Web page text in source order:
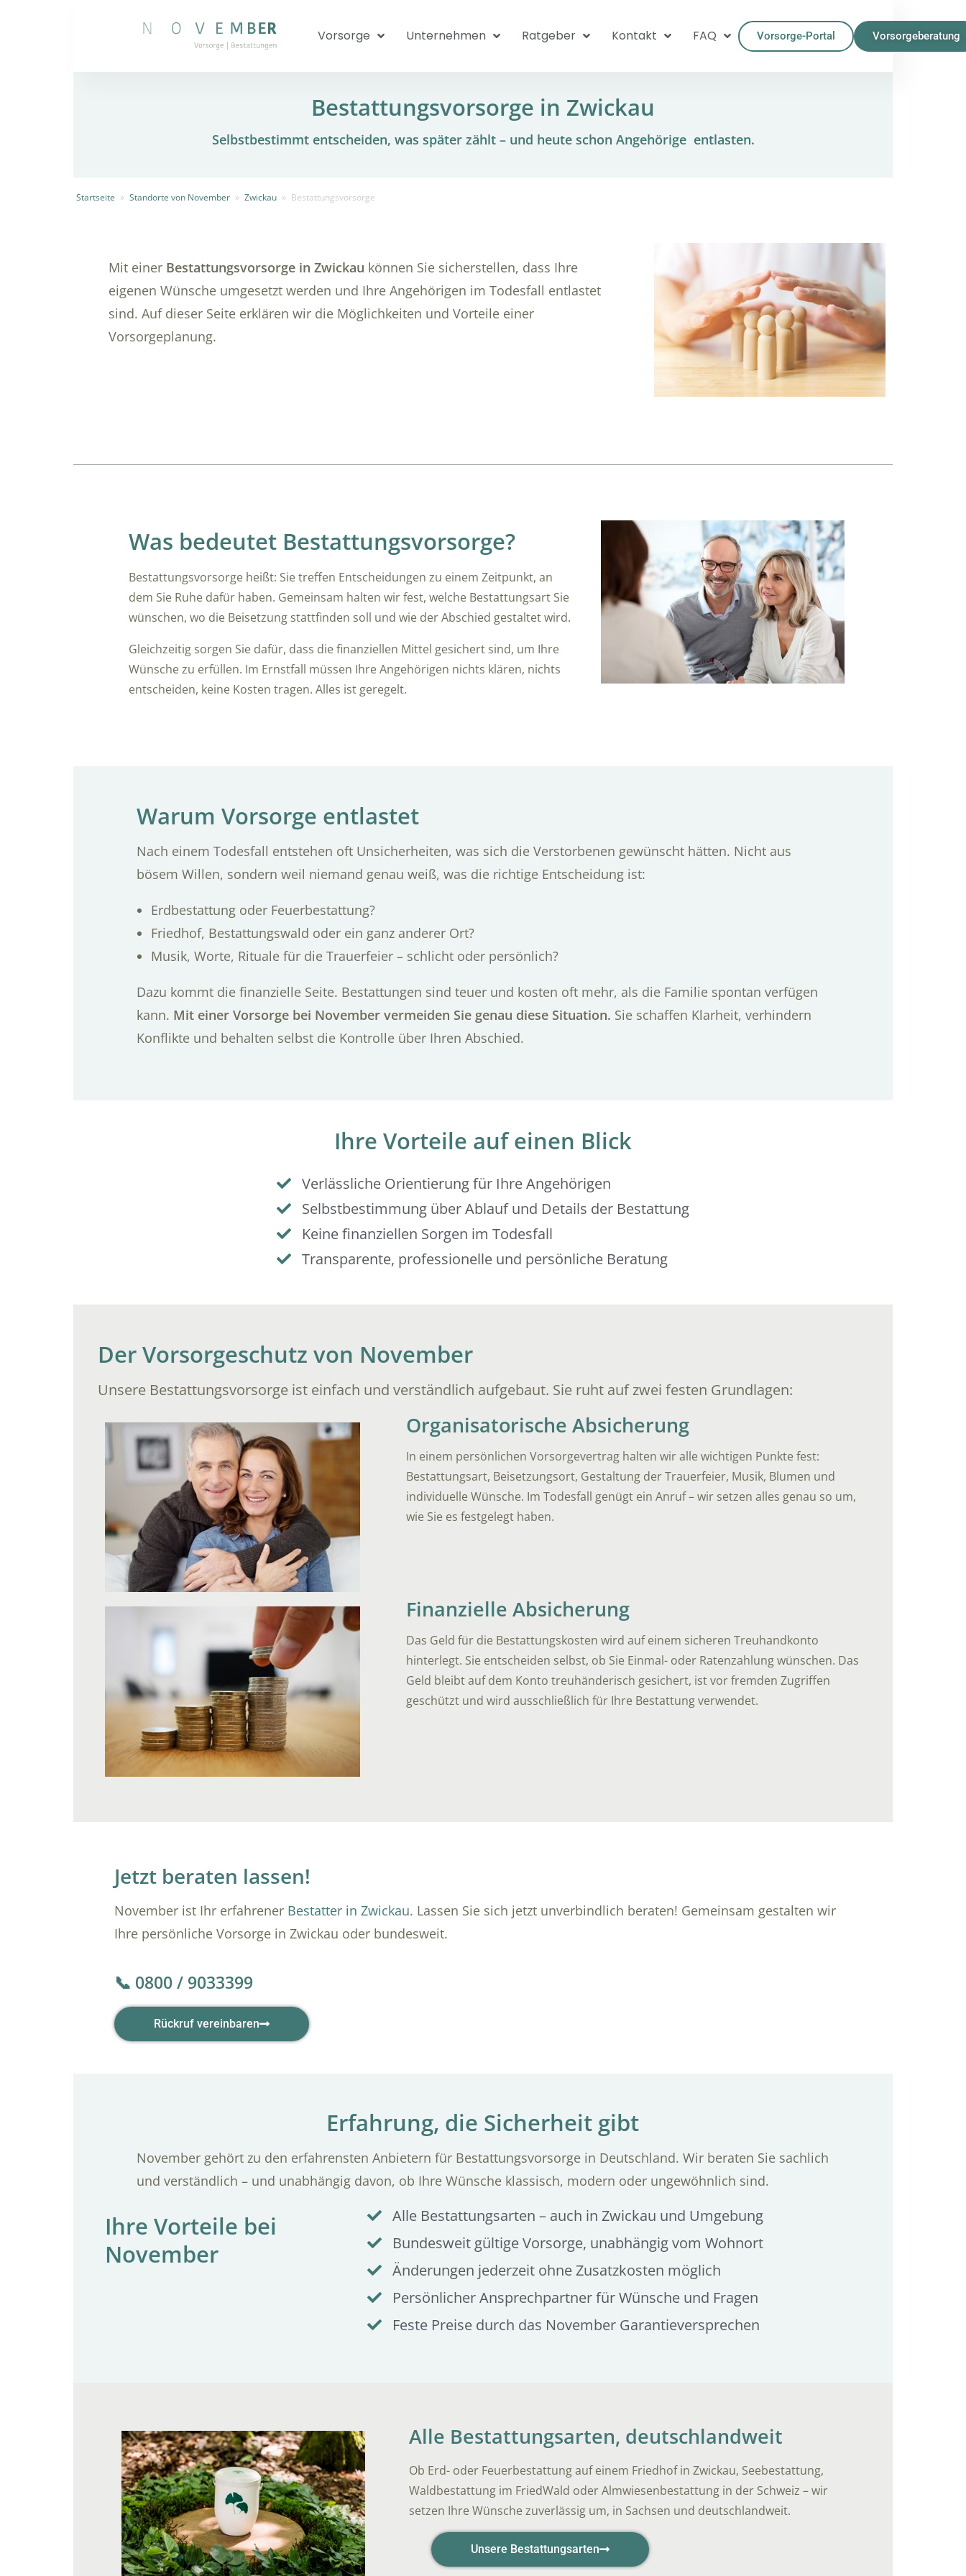
Vorsorge Unternehmen Ratgeber Kontakt FAQ Vorsorge-Portal Vorsorgeberatung
Bestattungsvorsorge in Zwickau
Selbstbestimmt entscheiden, was später zählt – und heute schon Angehörige entlasten.
Startseite » Standorte von November » Zwickau » Bestattungsvorsorge
Mit einer Bestattungsvorsorge in Zwickau können Sie sicherstellen, dass Ihre
eigenen Wünsche umgesetzt werden und Ihre Angehörigen im Todesfall entlastet
sind. Auf dieser Seite erklären wir die Möglichkeiten und Vorteile einer
Vorsorgeplanung.
Was bedeutet Bestattungsvorsorge?
Bestattungsvorsorge heißt: Sie treffen Entscheidungen zu einem Zeitpunkt, an
dem Sie Ruhe dafür haben. Gemeinsam halten wir fest, welche Bestattungsart Sie
wünschen, wo die Beisetzung stattfinden soll und wie der Abschied gestaltet wird.
Gleichzeitig sorgen Sie dafür, dass die finanziellen Mittel gesichert sind, um Ihre
Wünsche zu erfüllen. Im Ernstfall müssen Ihre Angehörigen nichts klären, nichts
entscheiden, keine Kosten tragen. Alles ist geregelt.
Warum Vorsorge entlastet
Nach einem Todesfall entstehen oft Unsicherheiten, was sich die Verstorbenen gewünscht hätten. Nicht aus
bösem Willen, sondern weil niemand genau weiß, was die richtige Entscheidung ist:
Erdbestattung oder Feuerbestattung?
Friedhof, Bestattungswald oder ein ganz anderer Ort?
Musik, Worte, Rituale für die Trauerfeier – schlicht oder persönlich?
Dazu kommt die finanzielle Seite. Bestattungen sind teuer und kosten oft mehr, als die Familie spontan verfügen
kann. Mit einer Vorsorge bei November vermeiden Sie genau diese Situation. Sie schaffen Klarheit, verhindern
Konflikte und behalten selbst die Kontrolle über Ihren Abschied.
Ihre Vorteile auf einen Blick
Verlässliche Orientierung für Ihre Angehörigen
Selbstbestimmung über Ablauf und Details der Bestattung
Keine finanziellen Sorgen im Todesfall
Transparente, professionelle und persönliche Beratung
Der Vorsorgeschutz von November
Unsere Bestattungsvorsorge ist einfach und verständlich aufgebaut. Sie ruht auf zwei festen Grundlagen:
Organisatorische Absicherung
In einem persönlichen Vorsorgevertrag halten wir alle wichtigen Punkte fest:
Bestattungsart, Beisetzungsort, Gestaltung der Trauerfeier, Musik, Blumen und
individuelle Wünsche. Im Todesfall genügt ein Anruf – wir setzen alles genau so um,
wie Sie es festgelegt haben.
Finanzielle Absicherung
Das Geld für die Bestattungskosten wird auf einem sicheren Treuhandkonto
hinterlegt. Sie entscheiden selbst, ob Sie Einmal- oder Ratenzahlung wünschen. Das
Geld bleibt auf dem Konto treuhänderisch gesichert, ist vor fremden Zugriffen
geschützt und wird ausschließlich für Ihre Bestattung verwendet.
Jetzt beraten lassen!
November ist Ihr erfahrener Bestatter in Zwickau. Lassen Sie sich jetzt unverbindlich beraten! Gemeinsam gestalten wir
Ihre persönliche Vorsorge in Zwickau oder bundesweit.
📞 0800 / 9033399
Rückruf vereinbaren
Erfahrung, die Sicherheit gibt
November gehört zu den erfahrensten Anbietern für Bestattungsvorsorge in Deutschland. Wir beraten Sie sachlich
und verständlich – und unabhängig davon, ob Ihre Wünsche klassisch, modern oder ungewöhnlich sind.
Ihre Vorteile bei
November
Alle Bestattungsarten – auch in Zwickau und Umgebung
Bundesweit gültige Vorsorge, unabhängig vom Wohnort
Änderungen jederzeit ohne Zusatzkosten möglich
Persönlicher Ansprechpartner für Wünsche und Fragen
Feste Preise durch das November Garantieversprechen
Alle Bestattungsarten, deutschlandweit
Ob Erd- oder Feuerbestattung auf einem Friedhof in Zwickau, Seebestattung,
Waldbestattung im FriedWald oder Almwiesenbestattung in der Schweiz – wir
setzen Ihre Wünsche zuverlässig um, in Sachsen und deutschlandweit.
Unsere Bestattungsarten